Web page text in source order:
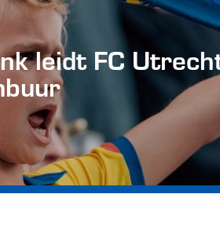
leidt FC